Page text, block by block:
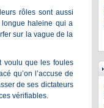
rôles sont aussi
haleine qui a
sur la vague de la
voulu que les foules
qu’on l’accuse de
de ses dictateurs
vérifiables.